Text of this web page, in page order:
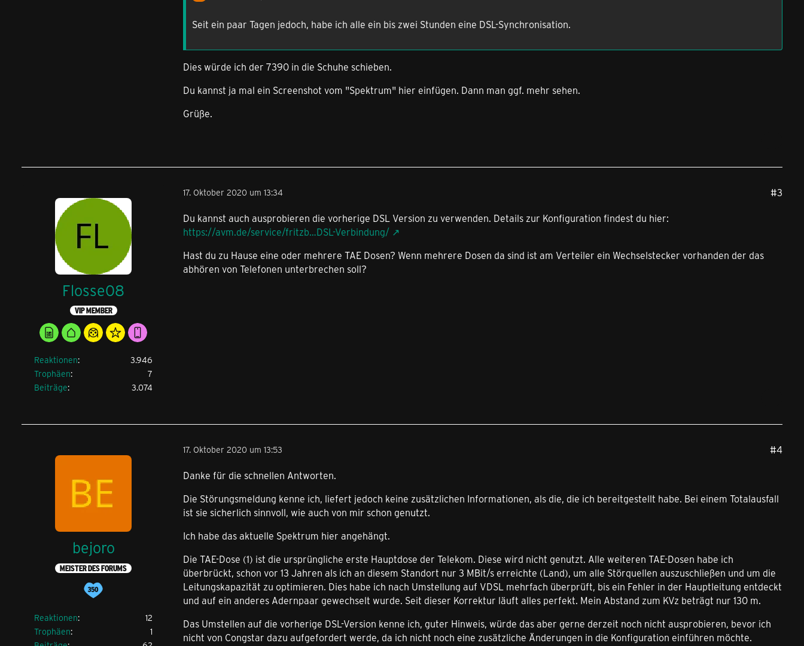
Seit ein paar Tagen jedoch, habe ich alle ein bis zwei Stunden eine DSL-Synchronisation.
Dies würde ich der 7390 in die Schuhe schieben.
Du kannst ja mal ein Screenshot vom "Spektrum" hier einfügen. Dann man ggf. mehr sehen.
Grüße.
Flosse08
VIP MEMBER
Reaktionen
3.946
Trophäen
7
Beiträge
3.074
17. Oktober 2020 um 13:34 #3
Du kannst auch ausprobieren die vorherige DSL Version zu verwenden. Details zur Konfiguration findest du hier:
https://avm.de/service/fritzb…DSL-Verbindung/
Hast du zu Hause eine oder mehrere TAE Dosen? Wenn mehrere Dosen da sind ist am Verteiler ein Wechselstecker vorhanden der das
abhören von Telefonen unterbrechen soll?
bejoro
MEISTER DES FORUMS
Reaktionen
12
Trophäen
1
17. Oktober 2020 um 13:53 #4
Danke für die schnellen Antworten.
Die Störungsmeldung kenne ich, liefert jedoch keine zusätzlichen Informationen, als die, die ich bereitgestellt habe. Bei einem Totalausfall
ist sie sicherlich sinnvoll, wie auch von mir schon genutzt.
Ich habe das aktuelle Spektrum hier angehängt.
Die TAE-Dose (1) ist die ursprüngliche erste Hauptdose der Telekom. Diese wird nicht genutzt. Alle weiteren TAE-Dosen habe ich
überbrückt, schon vor 13 Jahren als ich an diesem Standort nur 3 MBit/s erreichte (Land), um alle Störquellen auszuschließen und um die
Leitungskapazität zu optimieren. Dies habe ich nach Umstellung auf VDSL mehrfach überprüft, bis ein Fehler in der Hauptleitung entdeckt
und auf ein anderes Adernpaar gewechselt wurde. Seit dieser Korrektur läuft alles perfekt. Mein Abstand zum KVz beträgt nur 130 m.
Das Umstellen auf die vorherige DSL-Version kenne ich, guter Hinweis, würde das aber gerne derzeit noch nicht ausprobieren, bevor ich
nicht von Congstar dazu aufgefordert werde, da ich nicht noch eine zusätzliche Änderungen in die Konfiguration einführen möchte.